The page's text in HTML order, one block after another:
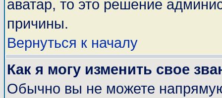
аватар, то это решение
причины.
Вернуться к началу
Как я могу изменить свое
Обычно вы не можете